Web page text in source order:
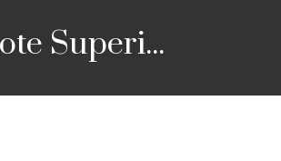
Superi...